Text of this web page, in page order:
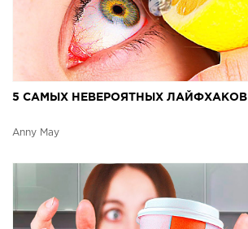
5 САМЫХ НЕВЕРОЯТНЫХ ЛАЙФХАКОВ
Anny May